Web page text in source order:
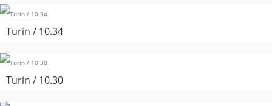
Turin / 10.34
Turin / 10.30